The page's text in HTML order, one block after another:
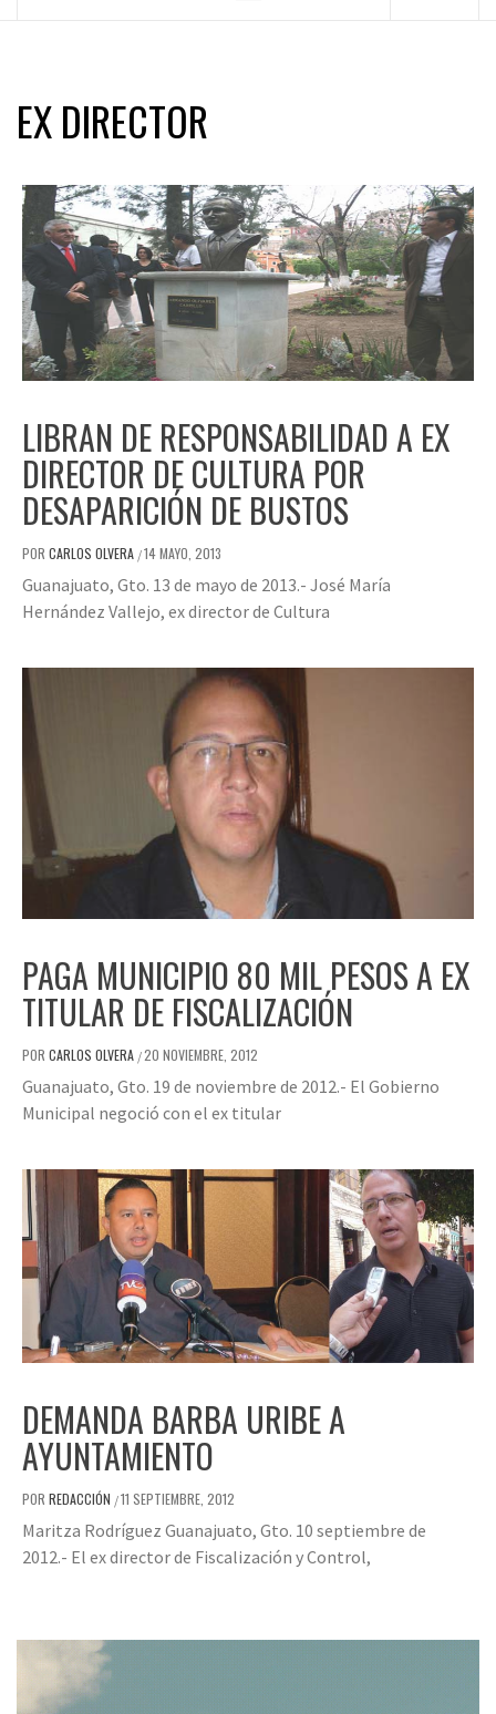
EX DIRECTOR
LIBRAN DE RESPONSABILIDAD A EX
DIRECTOR DE CULTURA POR
DESAPARICIÓN DE BUSTOS
POR CARLOS OLVERA /14 MAYO, 2013
Guanajuato, Gto. 13 de mayo de 2013.- José María
Hernández Vallejo, ex director de Cultura
PAGA MUNICIPIO 80 MIL PESOS A EX
TITULAR DE FISCALIZACIÓN
POR CARLOS OLVERA /20 NOVIEMBRE, 2012
Guanajuato, Gto. 19 de noviembre de 2012.- El Gobierno
Municipal negoció con el ex titular
DEMANDA BARBA URIBE A
AYUNTAMIENTO
POR REDACCIÓN /11 SEPTIEMBRE, 2012
Maritza Rodríguez Guanajuato, Gto. 10 septiembre de
2012.- El ex director de Fiscalización y Control,